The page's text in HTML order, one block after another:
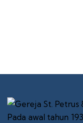
Pada awal tahun